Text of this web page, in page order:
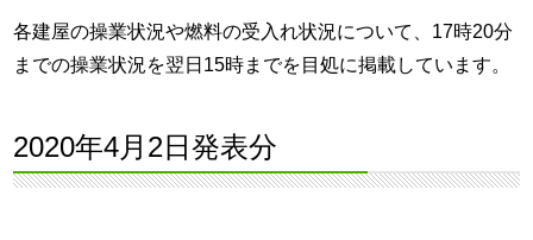
各建屋の操業状況や燃料の受入れ状況について、17時20分
までの操業状況を翌日15時までを目処に掲載しています。
2020年4月2日発表分